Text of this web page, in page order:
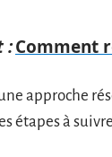
:Comment
approche
étapes à